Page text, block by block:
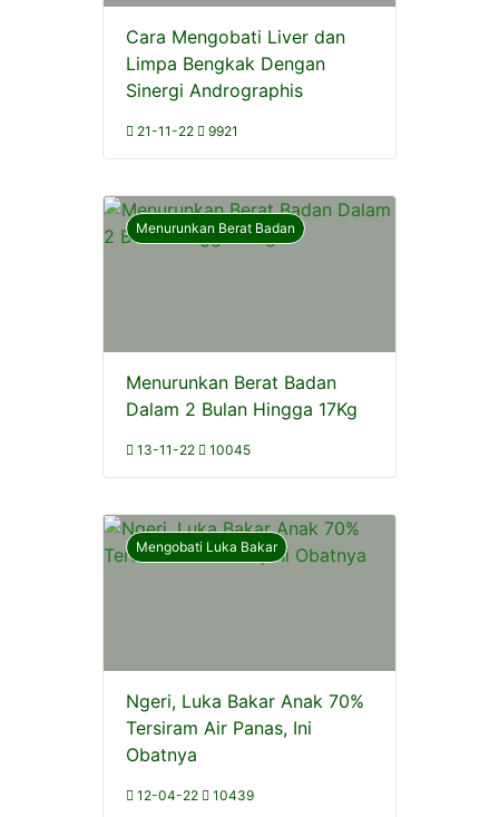
Cara Mengobati Liver dan
Limpa Bengkak Dengan
Sinergi Andrographis
21-11-22 9921
Menurunkan Berat Badan
Menurunkan Berat Badan
Dalam 2 Bulan Hingga 17Kg
13-11-22 10045
Mengobati Luka Bakar
Ngeri, Luka Bakar Anak 70%
Tersiram Air Panas, Ini
Obatnya
12-04-22 10439